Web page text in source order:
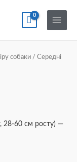
Main
Menu
собаки / Середні
28-60 см росту) —